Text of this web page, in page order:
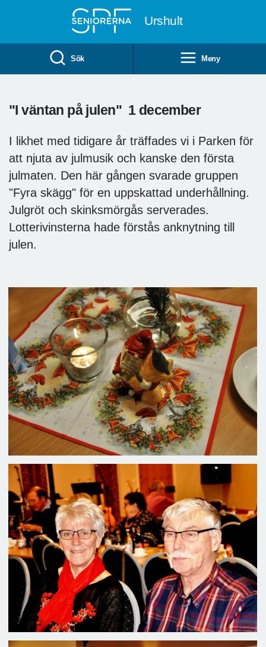
Urshult
Sök Meny
"I väntan på julen" 1 december
I likhet med tidigare år träffades vi i Parken för
att njuta av julmusik och kanske den första
julmaten. Den här gången svarade gruppen
"Fyra skägg" för en uppskattad underhållning.
Julgröt och skinksmörgås serverades.
Lotterivinsterna hade förstås anknytning till
julen.